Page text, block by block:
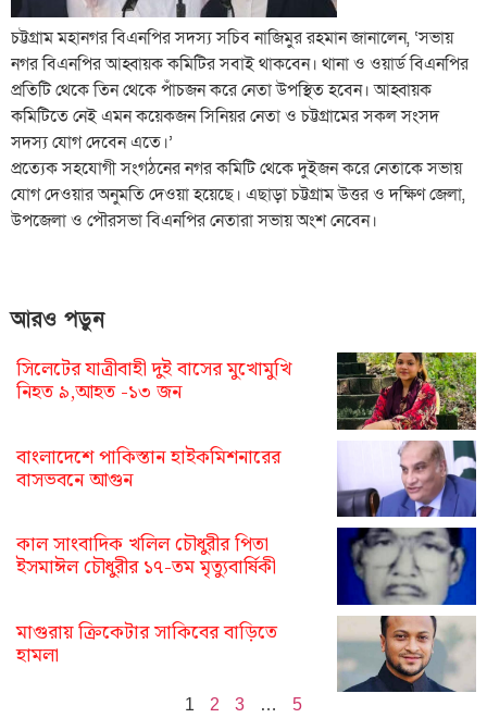
চট্টগ্রাম মহানগর বিএনপির সদস্য সচিব নাজিমুর রহমান জানালেন, ‘সভায়
নগর বিএনপির আহ্বায়ক কমিটির সবাই থাকবেন। থানা ও ওয়ার্ড বিএনপির
প্রতিটি থেকে তিন থেকে পাঁচজন করে নেতা উপস্থিত হবেন। আহ্বায়ক
কমিটিতে নেই এমন কয়েকজন সিনিয়র নেতা ও চট্টগ্রামের সকল সংসদ
সদস্য যোগ দেবেন এতে।’
প্রত্যেক সহযোগী সংগঠনের নগর কমিটি থেকে দুইজন করে নেতাকে সভায়
যোগ দেওয়ার অনুমতি দেওয়া হয়েছে। এছাড়া চট্টগ্রাম উত্তর ও দক্ষিণ জেলা,
উপজেলা ও পৌরসভা বিএনপির নেতারা সভায় অংশ নেবেন।
আরও পড়ুন
সিলেটের যাত্রীবাহী দুই বাসের মুখোমুখি
নিহত ৯,আহত -১৩ জন
বাংলাদেশে পাকিস্তান হাইকমিশনারের
বাসভবনে আগুন
কাল সাংবাদিক খলিল চৌধুরীর পিতা
ইসমাঈল চৌধুরীর ১৭-তম মৃত্যুবার্ষিকী
মাগুরায় ক্রিকেটার সাকিবের বাড়িতে
হামলা
1 2 3 … 5